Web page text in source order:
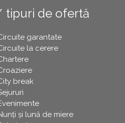
tipuri de ofertă
garantate
la cerere
break
și lună de miere